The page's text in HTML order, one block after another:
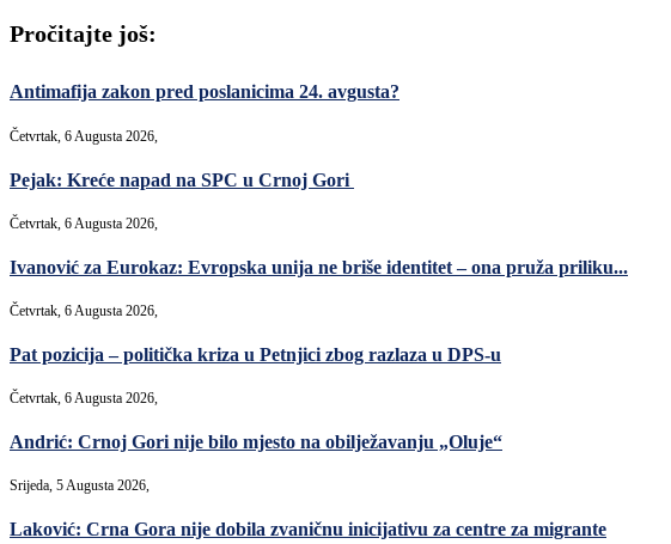
Pročitajte još:
Antimafija zakon pred poslanicima 24. avgusta?
Četvrtak, 6 Augusta 2026,
Pejak: Kreće napad na SPC u Crnoj Gori
Četvrtak, 6 Augusta 2026,
Ivanović za Eurokaz: Evropska unija ne briše identitet – ona pruža priliku...
Četvrtak, 6 Augusta 2026,
Pat pozicija – politička kriza u Petnjici zbog razlaza u DPS-u
Četvrtak, 6 Augusta 2026,
Andrić: Crnoj Gori nije bilo mjesto na obilježavanju „Oluje“
Srijeda, 5 Augusta 2026,
Laković: Crna Gora nije dobila zvaničnu inicijativu za centre za migrante